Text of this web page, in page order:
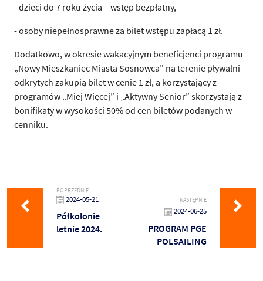
- dzieci do 7 roku życia – wstęp bezpłatny,
- osoby niepełnosprawne za bilet wstępu zapłacą 1 zł.
Dodatkowo, w okresie wakacyjnym beneficjenci programu
„Nowy Mieszkaniec Miasta Sosnowca” na terenie pływalni
odkrytych zakupią bilet w cenie 1 zł, a korzystający z
programów „Miej Więcej” i „Aktywny Senior” skorzystają z
bonifikaty w wysokości 50% od cen biletów podanych w
cenniku.
POPRZEDNIE
2024-05-21
Półkolonie
letnie 2024.
NASTĘPNIE
2024-06-25
PROGRAM PGE
POLSAILING